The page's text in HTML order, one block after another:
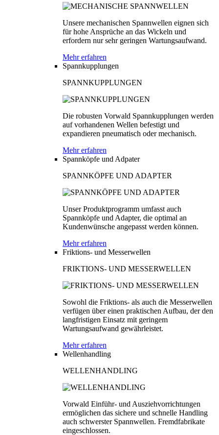
Unsere mechanischen Spannwellen eignen sich
für hohe Ansprüche an das Wickeln und
erfordern nur sehr geringen Wartungsaufwand.
Mehr erfahren
Spannkupplungen
SPANNKUPPLUNGEN
Die robusten Vorwald Spannkupplungen werden
auf vorhandenen Wellen befestigt und
expandieren pneumatisch oder mechanisch.
Mehr erfahren
Spannköpfe und Adpater
SPANNKÖPFE UND ADAPTER
Unser Produktprogramm umfasst auch
Spannköpfe und Adapter, die optimal an
Kundenwünsche angepasst werden können.
Mehr erfahren
Friktions- und Messerwellen
FRIKTIONS- UND MESSERWELLEN
Sowohl die Friktions- als auch die Messerwellen
verfügen über einen praktischen Aufbau, der den
langfristigen Einsatz mit geringem
Wartungsaufwand gewährleistet.
Mehr erfahren
Wellenhandling
WELLENHANDLING
Vorwald Einführ- und Ausziehvorrichtungen
ermöglichen das sichere und schnelle Handling
auch schwerster Spannwellen. Fremdfabrikate
eingeschlossen.